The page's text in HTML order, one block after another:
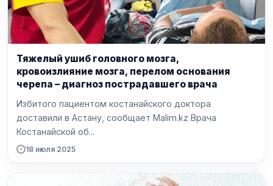
Тяжелый ушиб головного мозга,
кровоизлияние мозга, перелом основания
черепа – диагноз пострадавшего врача
Избитого пациентом костанайского доктора
доставили в Астану, сообщает Malim.kz Врача
Костанайской об...
18 июля 2025